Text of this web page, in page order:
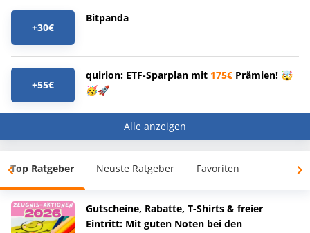
+30€
Bitpanda
+55€
quirion: ETF-Sparplan mit 175€ Prämien! 🤯
🥳🚀
Alle anzeigen
Top Ratgeber Neuste Ratgeber Favoriten
Gutscheine, Rabatte, T-Shirts & freier
Eintritt: Mit guten Noten bei den